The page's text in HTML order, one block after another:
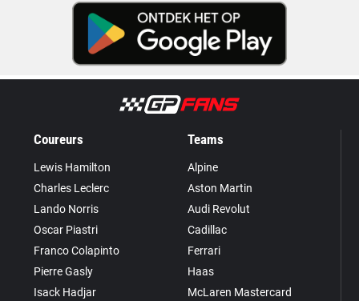
Coureurs
Lewis Hamilton
Charles Leclerc
Lando Norris
Oscar Piastri
Franco Colapinto
Pierre Gasly
Isack Hadjar
Teams
Alpine
Aston Martin
Audi Revolut
Cadillac
Ferrari
Haas
McLaren Mastercard